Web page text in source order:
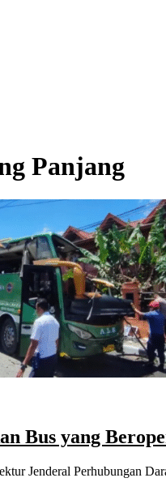
Panjang
Bus yang
Jenderal Perhubungan